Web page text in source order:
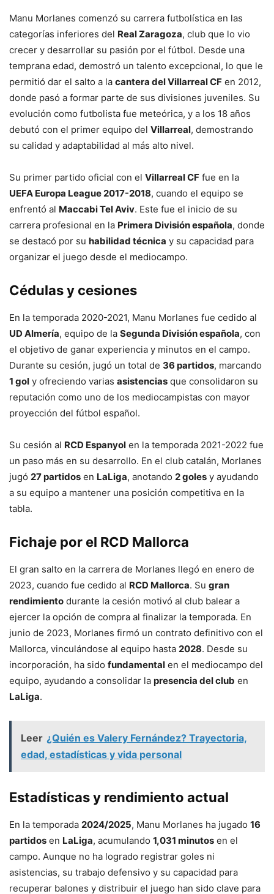
Manu Morlanes comenzó su carrera futbolística en las
categorías inferiores del Real Zaragoza, club que lo vio
crecer y desarrollar su pasión por el fútbol. Desde una
temprana edad, demostró un talento excepcional, lo que le
permitió dar el salto a la cantera del Villarreal CF en 2012,
donde pasó a formar parte de sus divisiones juveniles. Su
evolución como futbolista fue meteórica, y a los 18 años
debutó con el primer equipo del Villarreal, demostrando
su calidad y adaptabilidad al más alto nivel.
Su primer partido oficial con el Villarreal CF fue en la
UEFA Europa League 2017-2018, cuando el equipo se
enfrentó al Maccabi Tel Aviv. Este fue el inicio de su
carrera profesional en la Primera División española, donde
se destacó por su habilidad técnica y su capacidad para
organizar el juego desde el mediocampo.
Cédulas y cesiones
En la temporada 2020-2021, Manu Morlanes fue cedido al
UD Almería, equipo de la Segunda División española, con
el objetivo de ganar experiencia y minutos en el campo.
Durante su cesión, jugó un total de 36 partidos, marcando
1 gol y ofreciendo varias asistencias que consolidaron su
reputación como uno de los mediocampistas con mayor
proyección del fútbol español.
Su cesión al RCD Espanyol en la temporada 2021-2022 fue
un paso más en su desarrollo. En el club catalán, Morlanes
jugó 27 partidos en LaLiga, anotando 2 goles y ayudando
a su equipo a mantener una posición competitiva en la
tabla.
Fichaje por el RCD Mallorca
El gran salto en la carrera de Morlanes llegó en enero de
2023, cuando fue cedido al RCD Mallorca. Su gran
rendimiento durante la cesión motivó al club balear a
ejercer la opción de compra al finalizar la temporada. En
junio de 2023, Morlanes firmó un contrato definitivo con el
Mallorca, vinculándose al equipo hasta 2028. Desde su
incorporación, ha sido fundamental en el mediocampo del
equipo, ayudando a consolidar la presencia del club en
LaLiga.
Leer ¿Quién es Valery Fernández? Trayectoria,
edad, estadísticas y vida personal
Estadísticas y rendimiento actual
En la temporada 2024/2025, Manu Morlanes ha jugado 16
partidos en LaLiga, acumulando 1,031 minutos en el
campo. Aunque no ha logrado registrar goles ni
asistencias, su trabajo defensivo y su capacidad para
recuperar balones y distribuir el juego han sido clave para